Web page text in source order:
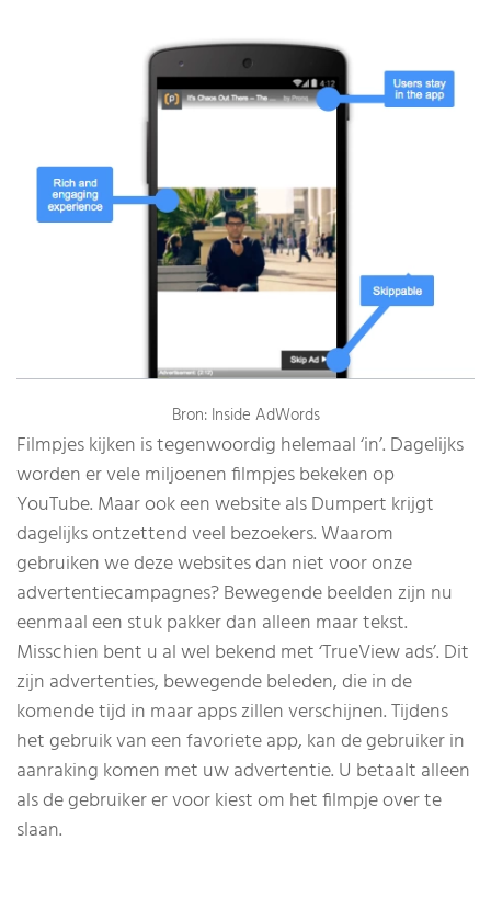
Bron: Inside AdWords
Filmpjes kijken is tegenwoordig helemaal ‘in’. Dagelijks
worden er vele miljoenen filmpjes bekeken op
YouTube. Maar ook een website als Dumpert krijgt
dagelijks ontzettend veel bezoekers. Waarom
gebruiken we deze websites dan niet voor onze
advertentiecampagnes? Bewegende beelden zijn nu
eenmaal een stuk pakker dan alleen maar tekst.
Misschien bent u al wel bekend met ‘TrueView ads’. Dit
zijn advertenties, bewegende beleden, die in de
komende tijd in maar apps zillen verschijnen. Tijdens
het gebruik van een favoriete app, kan de gebruiker in
aanraking komen met uw advertentie. U betaalt alleen
als de gebruiker er voor kiest om het filmpje over te
slaan.